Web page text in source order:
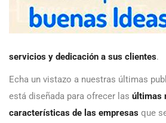
servicios y dedicación a sus clientes.
Echa un vistazo a nuestras últimas
está diseñada para ofrecer las últimas
características de las empresas que